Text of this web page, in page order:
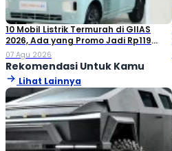
10 Mobil Listrik Termurah di GIIAS
2026, Ada yang Promo Jadi Rp119
Jutaan!
07 Agu 2026
Rekomendasi Untuk Kamu
Lihat Lainnya